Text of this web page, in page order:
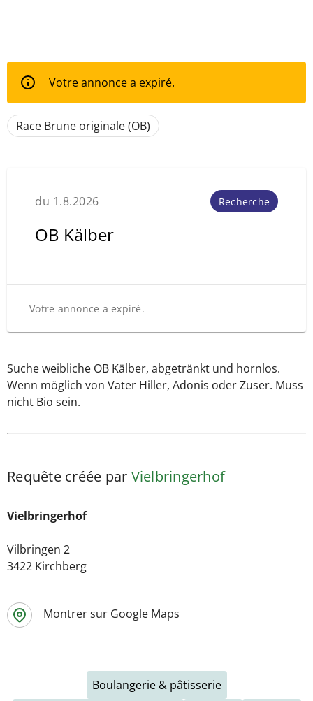
Votre annonce a expiré.
Race Brune originale (OB)
du 1.8.2026 Recherche
OB Kälber
Votre annonce a expiré.
Suche weibliche OB Kälber, abgetränkt und hornlos.
Wenn möglich von Vater Hiller, Adonis oder Zuser. Muss
nicht Bio sein.
Requête créée par Vielbringerhof
Vielbringerhof
Vilbringen 2
3422 Kirchberg
Montrer sur Google Maps
Boulangerie & pâtisserie